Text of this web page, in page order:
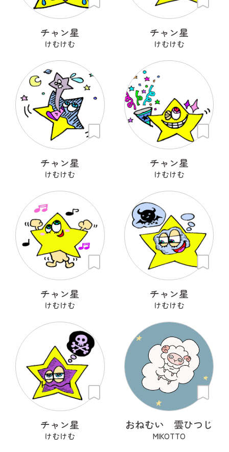
チャン星
けむけむ
チャン星
けむけむ
チャン星
けむけむ
チャン星
けむけむ
チャン星
けむけむ
チャン星
けむけむ
チャン星
けむけむ
おねむい 雲ひつじ
MIKOTTO